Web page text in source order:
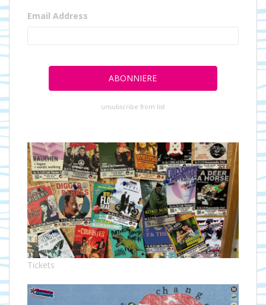
Email Address
unsubscribe from list
Tickets